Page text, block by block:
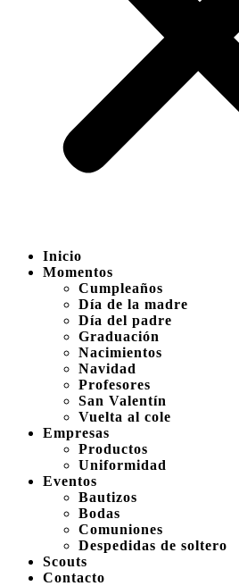
Inicio
Momentos
Cumpleaños
Día de la madre
Día del padre
Graduación
Nacimientos
Navidad
Profesores
San Valentín
Vuelta al cole
Empresas
Productos
Uniformidad
Eventos
Bautizos
Bodas
Comuniones
Despedidas de soltero
Scouts
Contacto